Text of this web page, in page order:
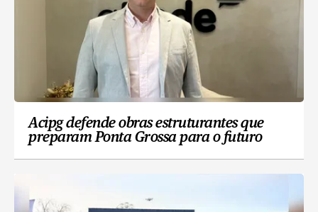
Acipg defende obras estruturantes que
preparam Ponta Grossa para o futuro